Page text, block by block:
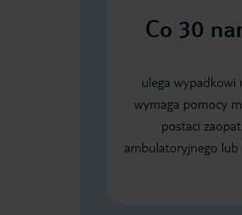
Co 30
ulega wypadkowi
wymaga pomocy
postaci
ambulatoryjnego lub